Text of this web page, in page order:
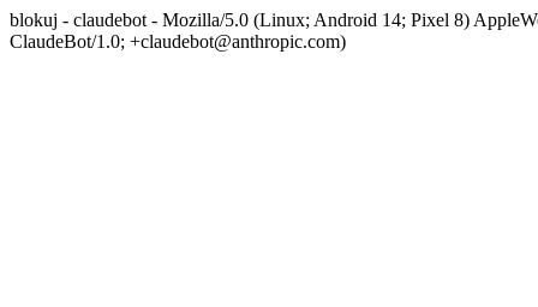
blokuj - claudebot - Mozilla/5.0 (Linux; Android 14; Pixel 8)
ClaudeBot/1.0; +claudebot@anthropic.com)